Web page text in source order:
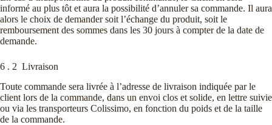
informé au plus tôt et aura la possibilité d’annuler sa commande. Il aura
alors le choix de demander soit l’échange du produit, soit le
remboursement des sommes dans les 30 jours à compter de la date de
demande.
6 . 2 Livraison
Toute commande sera livrée à l’adresse de livraison indiquée par le
client lors de la commande, dans un envoi clos et solide, en lettre suivie
ou via les transporteurs Colissimo, en fonction du poids et de la taille
de la commande.